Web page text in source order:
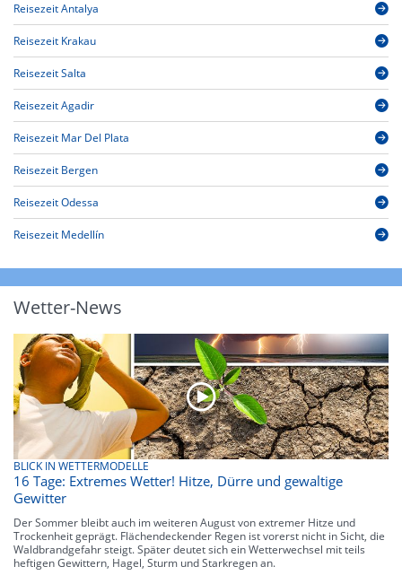
Reisezeit Antalya
Reisezeit Krakau
Reisezeit Salta
Reisezeit Agadir
Reisezeit Mar Del Plata
Reisezeit Bergen
Reisezeit Odessa
Reisezeit Medellín
Wetter-News
BLICK IN WETTERMODELLE
16 Tage: Extremes Wetter! Hitze, Dürre und gewaltige
Gewitter
Der Sommer bleibt auch im weiteren August von extremer Hitze und
Trockenheit geprägt. Flächendeckender Regen ist vorerst nicht in Sicht, die
Waldbrandgefahr steigt. Später deutet sich ein Wetterwechsel mit teils
heftigen Gewittern, Hagel, Sturm und Starkregen an.